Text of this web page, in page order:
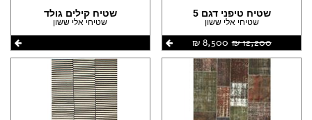
שטיח טיפני דגם 5
שטיחי אלי ששון
12,200 ‏₪
8,500 ‏₪
שטיח קילים גולד
שטיחי אלי ששון